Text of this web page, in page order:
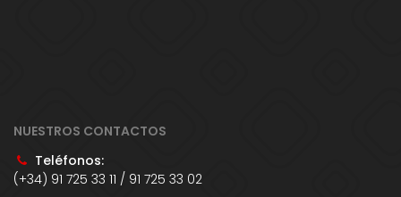
NUESTROS CONTACTOS
Teléfonos:
(+34) 91 725 33 11 / 91 725 33 02